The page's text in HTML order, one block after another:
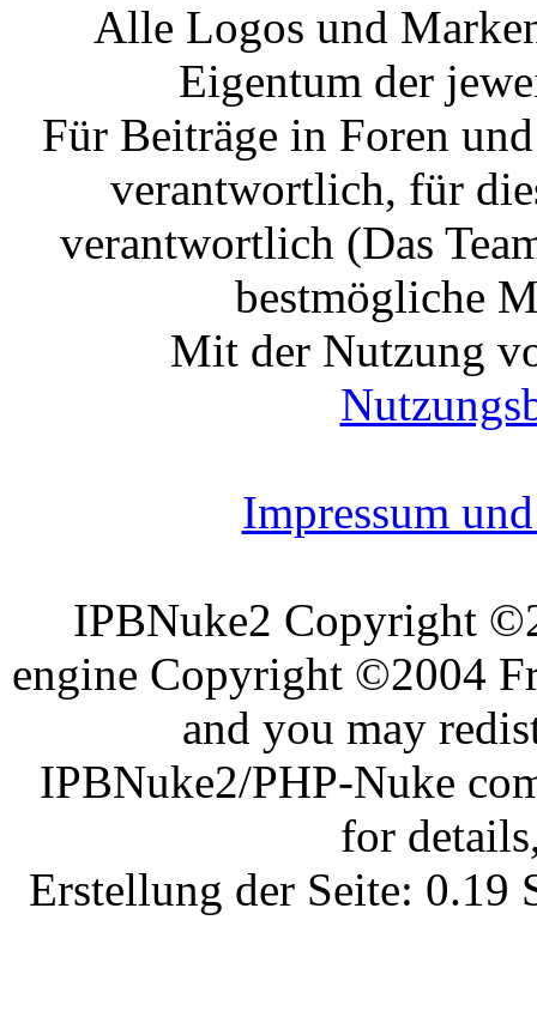
Alle Logos und
Eigentum der
Für Beiträge in Foren
verantwortlich, für
verantwortlich (Das
bestmögliche
Mit der Nutzung
Impressum
IPBNuke2 Copyright
engine Copyright ©2004
and you may
IPBNuke2/PHP-Nuke
for
Erstellung der Seite: 0.19